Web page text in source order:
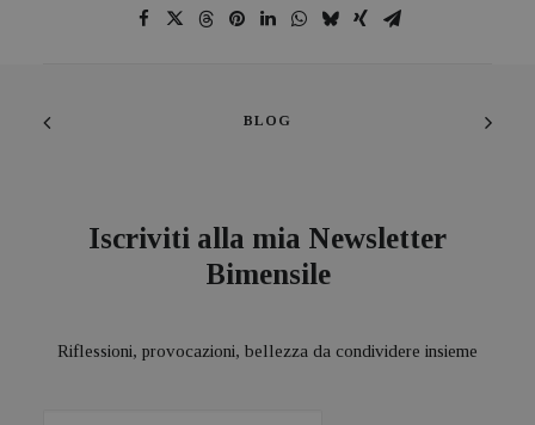
BLOG
Iscriviti alla mia Newsletter
Bimensile
Riflessioni, provocazioni, bellezza da condividere insieme